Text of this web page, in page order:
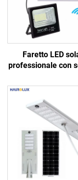
Faretto LED
professionale con
telecomando e
solare a ricarica